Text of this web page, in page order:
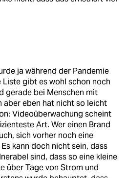
ja während der Pandemie
gibt es wohl schon noch
gerade bei Menschen mit
aber eben hat nicht so leicht
Videoüberwachung scheint
Art. Wer einen Brand
sich vorher noch eine
kann doch nicht sein, dass
sind, dass so eine kleine
über Tage von Strom und